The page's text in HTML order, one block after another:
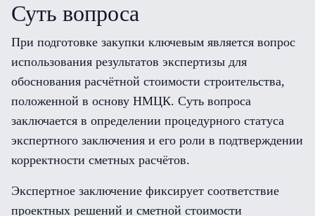
Суть вопроса
При подготовке закупки ключевым является вопрос
использования результатов экспертизы для
обоснования расчётной стоимости строительства,
положенной в основу НМЦК. Суть вопроса
заключается в определении процедурного статуса
экспертного заключения и его роли в подтверждении
корректности сметных расчётов.
Экспертное заключение фиксирует соответствие
проектных решений и сметной стоимости